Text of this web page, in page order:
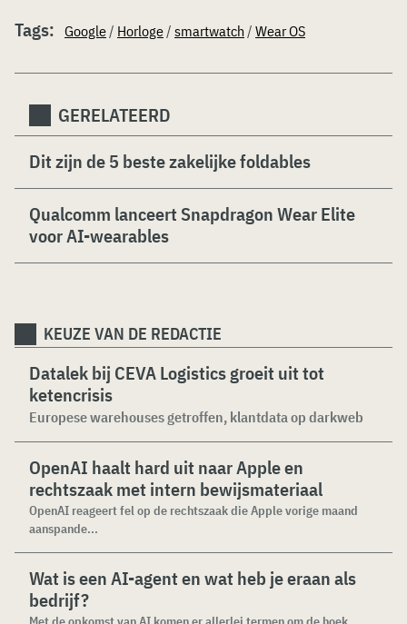
Tags: Google/ Horloge/ smartwatch / Wear OS
GERELATEERD
Dit zijn de 5 beste zakelijke foldables
Qualcomm lanceert Snapdragon Wear Elite
voor AI-wearables
KEUZE VAN DE REDACTIE
Datalek bij CEVA Logistics groeit uit tot
ketencrisis
Europese warehouses getroffen, klantdata op darkweb
OpenAI haalt hard uit naar Apple en
rechtszaak met intern bewijsmateriaal
OpenAI reageert fel op de rechtszaak die Apple vorige maand
aanspande...
Wat is een AI-agent en wat heb je eraan als
bedrijf?